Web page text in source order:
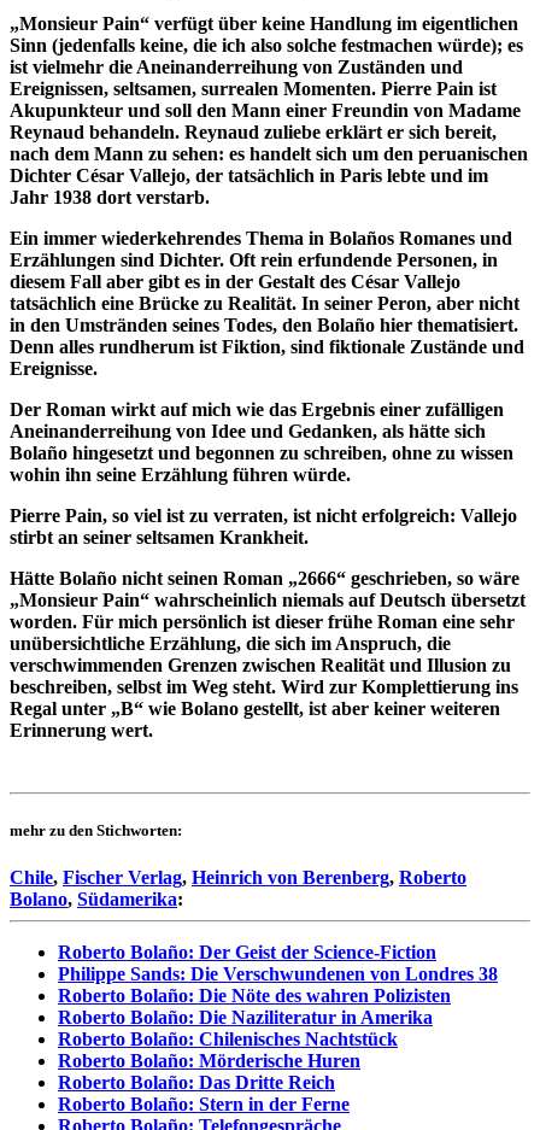
„Monsieur Pain“ verfügt über keine Handlung im eigentlichen
Sinn (jedenfalls keine, die ich also solche festmachen würde); es
ist vielmehr die Aneinanderreihung von Zuständen und
Ereignissen, seltsamen, surrealen Momenten. Pierre Pain ist
Akupunkteur und soll den Mann einer Freundin von Madame
Reynaud behandeln. Reynaud zuliebe erklärt er sich bereit,
nach dem Mann zu sehen: es handelt sich um den peruanischen
Dichter César Vallejo, der tatsächlich in Paris lebte und im
Jahr 1938 dort verstarb.
Ein immer wiederkehrendes Thema in Bolaños Romanes und
Erzählungen sind Dichter. Oft rein erfundende Personen, in
diesem Fall aber gibt es in der Gestalt des César Vallejo
tatsächlich eine Brücke zu Realität. In seiner Peron, aber nicht
in den Umstränden seines Todes, den Bolaño hier thematisiert.
Denn alles rundherum ist Fiktion, sind fiktionale Zustände und
Ereignisse.
Der Roman wirkt auf mich wie das Ergebnis einer zufälligen
Aneinanderreihung von Idee und Gedanken, als hätte sich
Bolaño hingesetzt und begonnen zu schreiben, ohne zu wissen
wohin ihn seine Erzählung führen würde.
Pierre Pain, so viel ist zu verraten, ist nicht erfolgreich: Vallejo
stirbt an seiner seltsamen Krankheit.
Hätte Bolaño nicht seinen Roman „2666“ geschrieben, so wäre
„Monsieur Pain“ wahrscheinlich niemals auf Deutsch übersetzt
worden. Für mich persönlich ist dieser frühe Roman eine sehr
unübersichtliche Erzählung, die sich im Anspruch, die
verschwimmenden Grenzen zwischen Realität und Illusion zu
beschreiben, selbst im Weg steht. Wird zur Komplettierung ins
Regal unter „B“ wie Bolano gestellt, ist aber keiner weiteren
Erinnerung wert.
mehr zu den Stichworten:
Chile, Fischer Verlag, Heinrich von Berenberg, Roberto
Bolano, Südamerika:
Roberto Bolaño: Der Geist der Science-Fiction
Philippe Sands: Die Verschwundenen von Londres 38
Roberto Bolaño: Die Nöte des wahren Polizisten
Roberto Bolaño: Die Naziliteratur in Amerika
Roberto Bolaño: Chilenisches Nachtstück
Roberto Bolaño: Mörderische Huren
Roberto Bolaño: Das Dritte Reich
Roberto Bolaño: Stern in der Ferne
Roberto Bolaño: Telefongespräche